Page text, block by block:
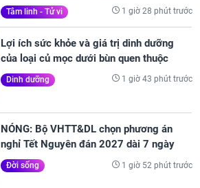
Tâm linh - Tử vi 1 giờ 28 phút trước
Lợi ích sức khỏe và giá trị dinh dưỡng
của loại củ mọc dưới bùn quen thuộc
Dinh dưỡng 1 giờ 43 phút trước
NÓNG: Bộ VHTT&DL chọn phương án
nghỉ Tết Nguyên đán 2027 dài 7 ngày
Đời sống 1 giờ 52 phút trước